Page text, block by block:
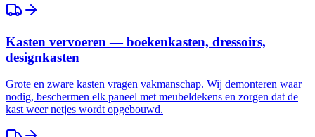
Kasten vervoeren — boekenkasten, dressoirs,
designkasten
Grote en zware kasten vragen vakmanschap. Wij demonteren waar
nodig, beschermen elk paneel met meubeldekens en zorgen dat de
kast weer netjes wordt opgebouwd.